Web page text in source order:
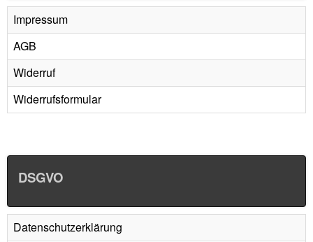
Impressum
AGB
Widerruf
Widerrufsformular
DSGVO
Datenschutzerklärung